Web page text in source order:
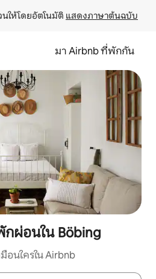
ให้โดยอัตโนมัติ แสดงภาษาต้นฉบับ
มา Airbnb ที่พักกัน
ผ่อนใน Böbing
นใครใน Airbnb